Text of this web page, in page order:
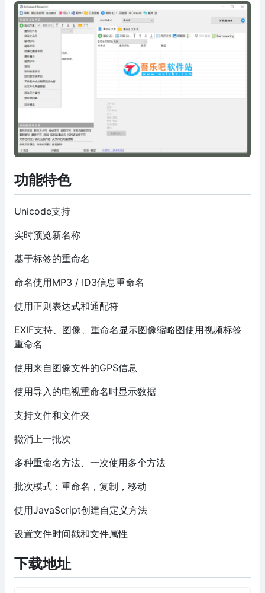
功能特色
Unicode支持
实时预览新名称
基于标签的重命名
命名使用MP3 / ID3信息重命名
使用正则表达式和通配符
EXIF支持、图像、重命名显示图像缩略图使用视频标签
重命名
使用来自图像文件的GPS信息
使用导入的电视重命名时显示数据
支持文件和文件夹
撤消上一批次
多种重命名方法、一次使用多个方法
批次模式：重命名，复制，移动
使用JavaScript创建自定义方法
设置文件时间戳和文件属性
下载地址